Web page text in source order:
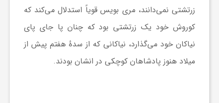
زرتشتی نمی‌دانند، مری بویس قویاً استدلال می‌کند که
کوروش خود یک زرتشتی بود که چنان پا جای پای
نیاکان خود می‌گذارد، نیاکانی که از سدهٔ هفتم پیش از
میلاد هنوز پادشاهان کوچکی در انشان بودند.